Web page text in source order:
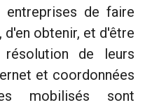
entreprises de faire
obtenir, et d'être
résolution de leurs
et coordonnées
mobilisés sont